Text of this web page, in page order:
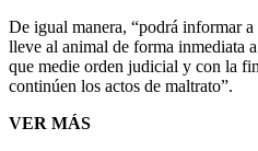
De igual manera, “podrá informar
lleve al animal de forma inmediata
que medie orden judicial y con la
continúen los actos de maltrato”.
VER MÁS